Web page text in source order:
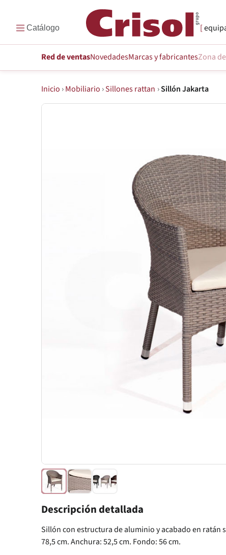
Red de ventasNovedadesMarcasy fabricantesZona
Inicio ›Mobiliario ›Sillones rattan ›Sillón Jakarta
Descripción detallada
Sillón con estructura de aluminio y acabado en
78,5 cm. Anchura: 52,5 cm. Fondo: 56 cm.